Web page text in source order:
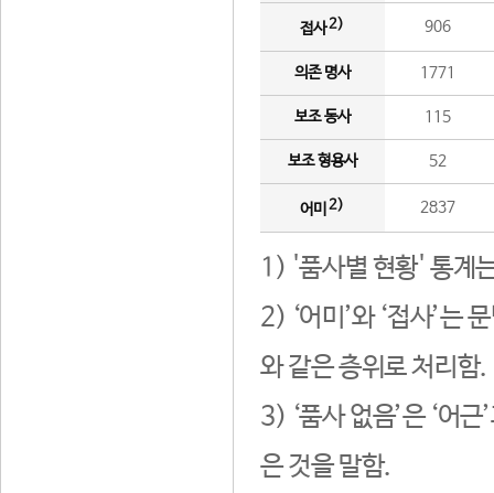
접사2) 906
의존 명사 1771
보조 동사 115
보조 형용사 52
어미 2) 2837
1) '품사별 현황' 통계
2) ‘어미’와 ‘접사’는
와 같은 층위로 처리함.
3) ‘품사 없음’은 ‘어
은 것을 말함.